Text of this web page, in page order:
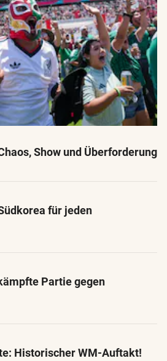
Show und Überforderung
für jeden
Partie gegen
Historischer WM-Auftakt!